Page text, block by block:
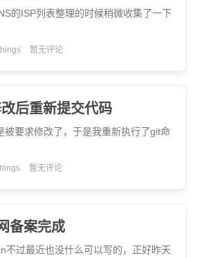
的ISP列表整理的时候稍微收集了一下
暂无评论
后重新提交代码
被要求修改了，于是我重新执行了git命
暂无评论
备案完成
不过最近也没什么可以写的，正好昨天